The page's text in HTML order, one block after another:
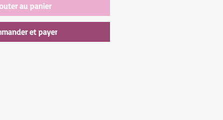
au panier
et payer